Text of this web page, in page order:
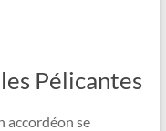
Pélicantes
accordéon se